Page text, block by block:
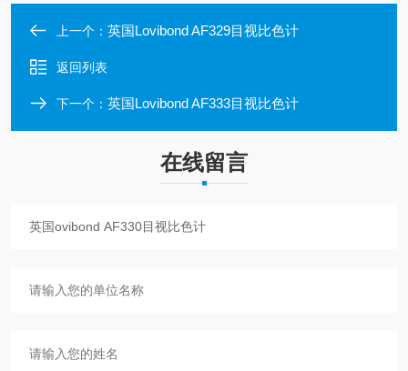
上一个： 英国Lovibond AF329目视比色计
返回列表
下一个： 英国Lovibond AF333目视比色计
在线留言